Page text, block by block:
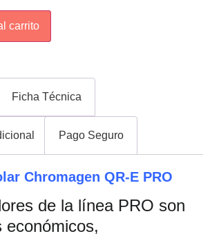
carrito
Ficha Técnica
Pago Seguro
Chromagen QR-E PRO
de la línea PRO son
económicos,